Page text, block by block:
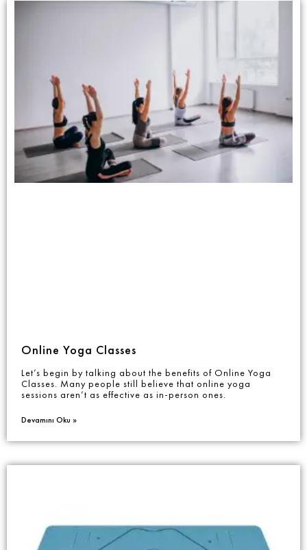
Online Yoga Classes
Let’s begin by talking about the benefits of Online Yoga
Classes. Many people still believe that online yoga
sessions aren’t as effective as in-person ones.
Devamını Oku »